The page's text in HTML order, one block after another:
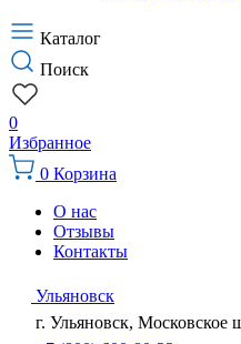
Каталог
Поиск
0
Избранное
0 Корзина
О нас
Отзывы
Контакты
Ульяновск
г. Ульяновск, Московское